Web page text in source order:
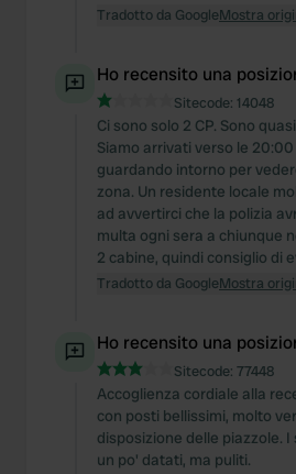
Tradotto da GoogleMostra
Ho recensito una
Sitecode: 14048
Ci sono solo 2 CP. Sono
Siamo arrivati verso le
guardando intorno per
zona. Un residente locale
ad avvertirci che la polizia
multa ogni sera a chiunque
2 cabine, quindi consiglio di
Tradotto da GoogleMostra
Ho recensito una
Sitecode: 77448
Accoglienza cordiale alla
con posti bellissimi, molto
disposizione delle piazzole.
un po' datati, ma puliti.